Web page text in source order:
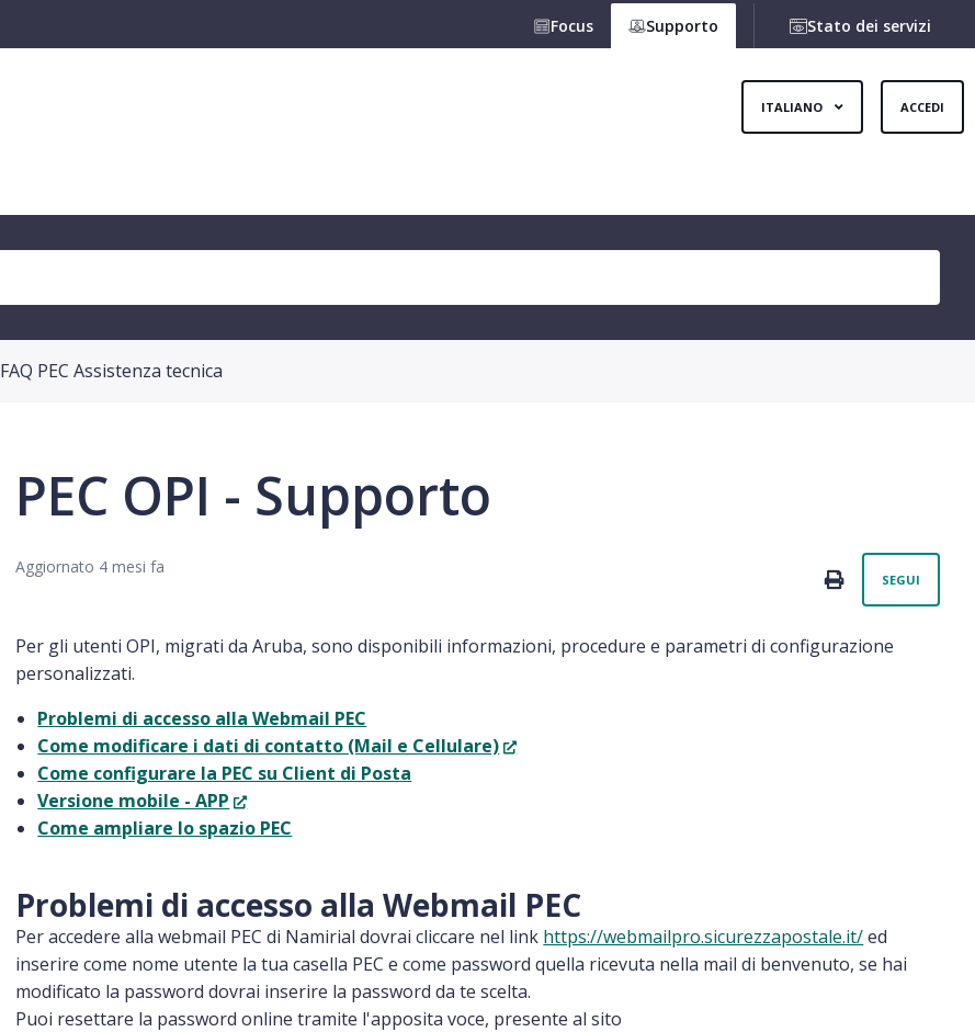
Focus Supporto Stato dei servizi
ITALIANO ACCEDI
FAQ PEC Assistenza tecnica
PEC OPI - Supporto
Aggiornato 4 mesi fa PRINT
SEGUI
Per gli utenti OPI, migrati da Aruba, sono disponibili informazioni, procedure e parametri di configurazione
personalizzati.
Problemi di accesso alla Webmail PEC
Come modificare i dati di contatto (Mail e Cellulare)
Come configurare la PEC su Client di Posta
Versione mobile - APP
Come ampliare lo spazio PEC
Problemi di accesso alla Webmail PEC
Per accedere alla webmail PEC di Namirial dovrai cliccare nel link https://webmailpro.sicurezzapostale.it/ed
inserire come nome utente la tua casella PEC e come password quella ricevuta nella mail di benvenuto, se hai
modificato la password dovrai inserire la password da te scelta.
Puoi resettare la password online tramite l'apposita voce, presente al sito